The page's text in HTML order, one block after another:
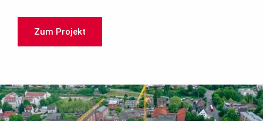
Zum Projekt